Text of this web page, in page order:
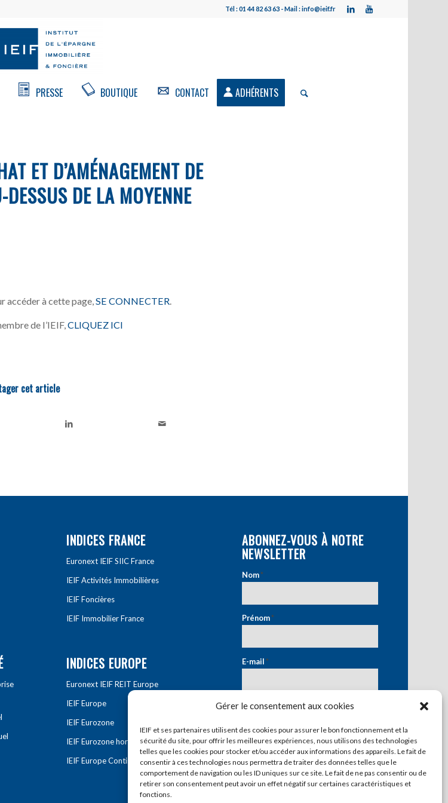
Gérer le consentement aux cookies
IEIF et ses partenaires utilisent des cookies pour assurer le bon fonctionnement et la
sécurité du site, pour offrir les meilleures expériences, nous utilisons des technologies
telles que les cookies pour stocker et/ou accéder aux informations des appareils. Le fait de
consentir à ces technologies nous permettra de traiter des données telles que le
comportement de navigation ou les ID uniques sur ce site. Le fait de ne pas consentir ou de
retirer son consentement peut avoir un effet négatif sur certaines caractéristiques et
fonctions.
Tél : 01 44 82 63 63 - Mail : info@ieif.fr
PRESSE BOUTIQUE CONTACT ADHÉRENTS
ET D’AMÉNAGEMENT DE
DE LA MOYENNE
accéder à cette page, SE CONNECTER
de l’IEIF,CLIQUEZ ICI
cet article
INDICES FRANCE
Euronext IEIF SIIC France
IEIF Activités Immobilières
IEIF Foncières
IEIF Immobilier France
INDICES EUROPE
Euronext IEIF REIT Europe
IEIF Europe
IEIF Eurozone
IEIF Eurozone hors France
IEIF Europe Continentale
ABONNEZ-VOUS À NOTRE
NEWSLETTER
Nom*
Prénom*
E-mail*